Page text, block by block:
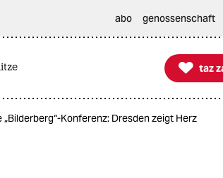
abo genossenschaft

taz zahl
taz
„Bilderberg“-Konferenz: Dresden zeigt Herz